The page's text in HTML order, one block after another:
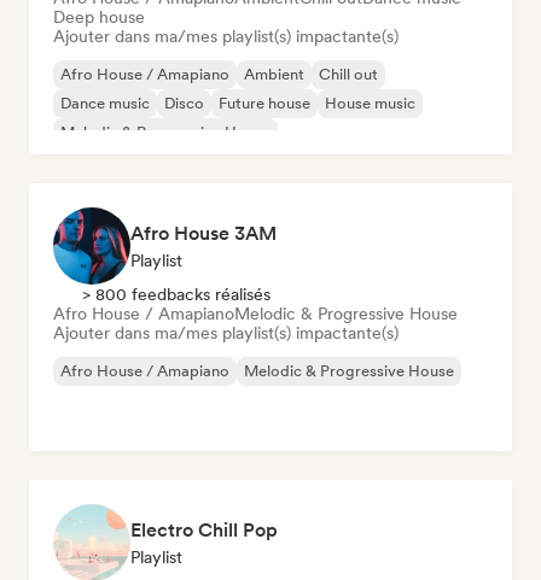
Deep house
Ajouter dans ma/mes playlist(s) impactante(s)
Afro House / Amapiano Ambient
Chill out
Dance music
Disco Future house
House music
Melodic & Progressive House
Afro House 3AM
Playlist
> 800 feedbacks réalisés
Afro House / AmapianoMelodic & Progressive House
Ajouter dans ma/mes playlist(s) impactante(s)
Afro House / Amapiano Melodic & Progressive House
Electro Chill Pop
Playlist